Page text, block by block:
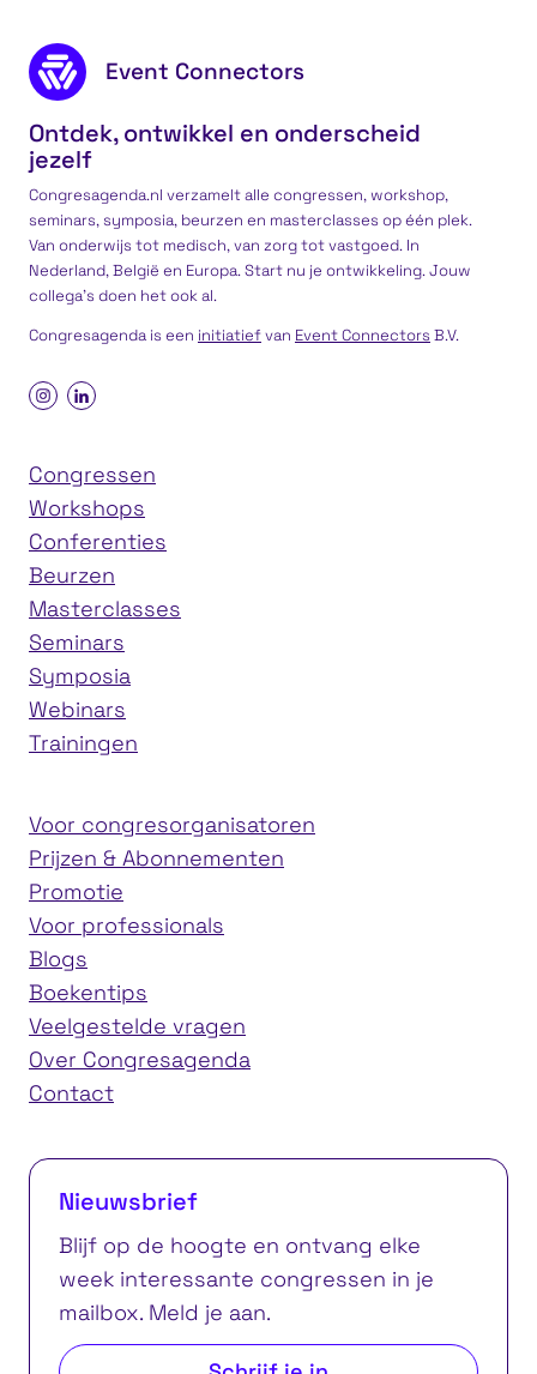
Footer content
Event Connectors
Ontdek, ontwikkel en onderscheid
jezelf
Congresagenda.nl verzamelt alle congressen, workshop,
seminars, symposia, beurzen en masterclasses op één plek.
Van onderwijs tot medisch, van zorg tot vastgoed. In
Nederland, België en Europa. Start nu je ontwikkeling. Jouw
collega’s doen het ook al.
Congresagenda is een initiatiefvan Event ConnectorsB.V.
Congressen
Workshops
Conferenties
Beurzen
Masterclasses
Seminars
Symposia
Webinars
Trainingen
Voor congresorganisatoren
Prijzen & Abonnementen
Promotie
Voor professionals
Blogs
Boekentips
Veelgestelde vragen
Over Congresagenda
Contact
Nieuwsbrief
Blijf op de hoogte en ontvang elke
week interessante congressen in je
mailbox. Meld je aan.